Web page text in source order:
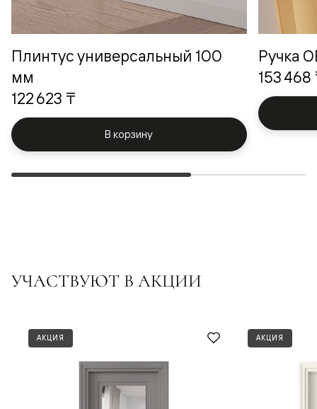
Плинтус универсальный 100
мм
122 623 ₸
В корзину
Ручка
153 468
УЧАСТВУЮТ В АКЦИИ
АКЦИЯ АКЦИЯ